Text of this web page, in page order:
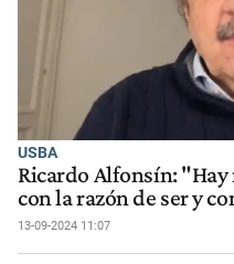
USBA
Ricardo Alfonsín:
con la razón de ser y
13-09-2024 11:07